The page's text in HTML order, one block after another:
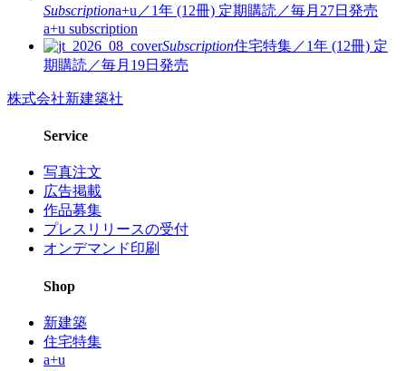
Subscriptiona+u／1年 (12冊) 定期購読／毎月27日発売
a+u subscription
Subscription住宅特集／1年 (12冊) 定
期購読／毎月19日発売
株式会社新建築社
Service
写真注文
広告掲載
作品募集
プレスリリースの受付
オンデマンド印刷
Shop
新建築
住宅特集
a+u